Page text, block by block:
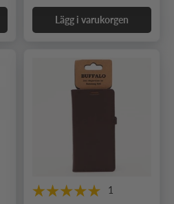
Lägg i varukorgen
1